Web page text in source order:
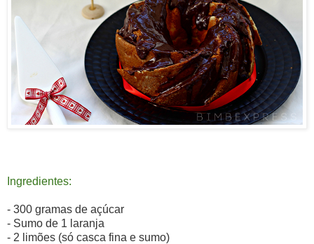
Ingredientes:
- 300 gramas de açúcar
- Sumo de 1 laranja
- 2 limões (só casca fina e sumo)